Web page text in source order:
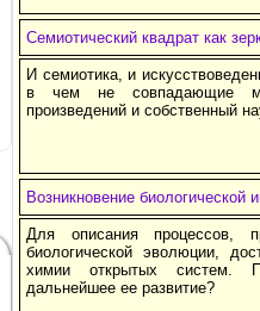
Семиотический квадрат как
И семиотика, и
в чем не совпадающие
произведений и собственный
Возникновение биологической
Для описания процессов,
биологической эволюции,
химии открытых систем.
дальнейшее ее развитие?